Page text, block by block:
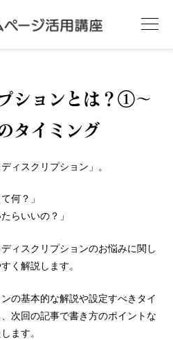
ションとは？①～
タイミング
ィスクリプション」。
何？」
らいいの？」
ィスクリプションのお悩みに関し
く解説します。
の基本的な解説や設定すべきタイ
次回の記事で書き方のポイントな
ます。